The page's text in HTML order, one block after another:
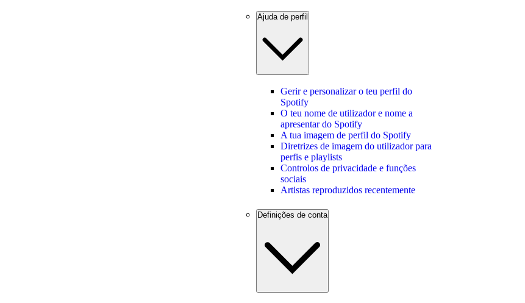
Ajuda de perfil
Gerir e personalizar o teu perfil do
Spotify
O teu nome de utilizador e nome a
apresentar do Spotify
A tua imagem de perfil do Spotify
Diretrizes de imagem do utilizador para
perfis e playlists
Controlos de privacidade e funções
sociais
Artistas reproduzidos recentemente
Definições de conta